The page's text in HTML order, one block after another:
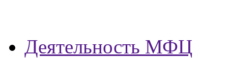
Деятельность МФЦ